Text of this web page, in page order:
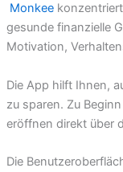
Monkeekonzentriert
gesunde finanzielle
Motivation,
Die App hilft Ihnen,
zu sparen. Zu
eröffnen direkt über
Die